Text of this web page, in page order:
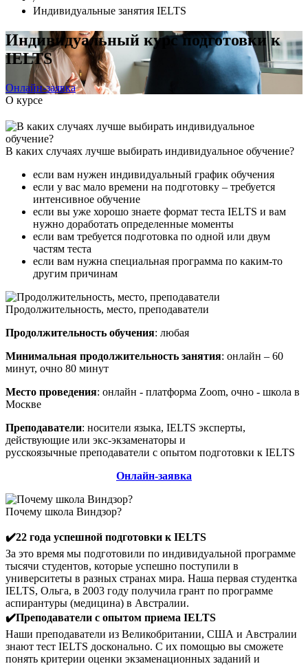
Индивидуальные занятия IELTS
Индивидуальный курс подготовки к
IELTS
Онлайн-заявка
О курсе
В каких случаях лучше выбирать индивидуальное обучение?
если вам нужен индивидуальный график обучения
если у вас мало времени на подготовку – требуется
интенсивное обучение
если вы уже хорошо знаете формат теста IELTS и вам
нужно доработать определенные моменты
если вам требуется подготовка по одной или двум
частям теста
если вам нужна специальная программа по каким-то
другим причинам
Продолжительность, место, преподаватели
Продолжительность обучения: любая
Минимальная продолжительность занятия: онлайн – 60
минут, очно 80 минут
Место проведения: онлайн - платформа Zoom, oчно - школа в
Москве
Преподаватели: носители языка, IELTS эксперты,
действующие или экс-экзаменаторы и
русскоязычные преподаватели с опытом подготовки к IELTS
Онлайн-заявка
Почему школа Виндзор?
✔️22 года успешной подготовки к IELTS
За это время мы подготовили по индивидуальной программе
тысячи студентов, которые успешно поступили в
университеты в разных странах мира. Наша первая студентка
IELTS, Ольга, в 2003 году получила грант по программе
аспирантуры (медицина) в Австралии.
✔️Преподаватели с опытом приема IELTS
Наши преподаватели из Великобритании, США и Австралии
знают тест IELTS досконально. С их помощью вы сможете
понять критерии оценки экзаменационных заданий и